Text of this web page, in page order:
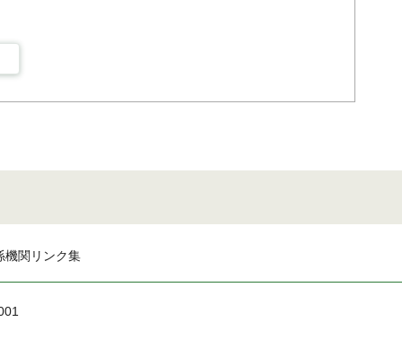
機関リンク集